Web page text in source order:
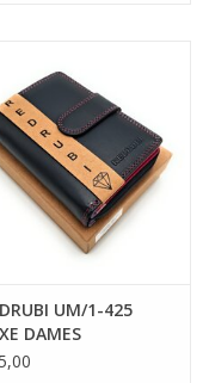
UM/1-425
DAMES
PAARS
MET RFID